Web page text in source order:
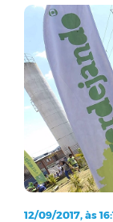
12/09/2017, às